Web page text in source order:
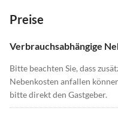
Preise
Verbrauchsabhängige
Bitte beachten Sie, dass
Nebenkosten anfallen
bitte direkt den Gastgeber.